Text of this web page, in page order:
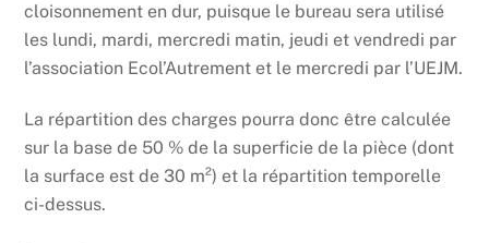
cloisonnement en dur, puisque le bureau sera utilisé
les lundi, mardi, mercredi matin, jeudi et vendredi par
l’association Ecol’Autrement et le mercredi par l’UEJM.
La répartition des charges pourra donc être calculée
sur la base de 50 % de la superficie de la pièce (dont
la surface est de 30 m²) et la répartition temporelle
ci-dessus.